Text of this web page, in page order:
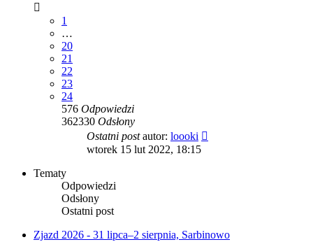
1
…
20
21
22
23
24
576 Odpowiedzi
362330 Odsłony
Ostatni postautor: loooki
wtorek 15 lut 2022, 18:15
Tematy
Odpowiedzi
Odsłony
Ostatni post
Zjazd 2026 - 31 lipca–2 sierpnia, Sarbinowo